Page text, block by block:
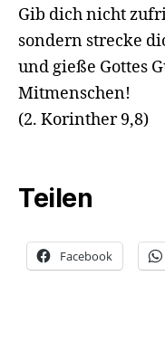
Gib dich nicht
sondern strecke
und gieße Gottes
Mitmenschen!
(2. Korinther 9,8)
Teilen
Facebook